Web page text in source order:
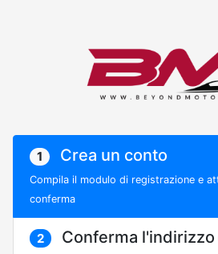
1 Crea un conto
Compila il modulo di registrazione e
conferma
2 Conferma l'indirizzo